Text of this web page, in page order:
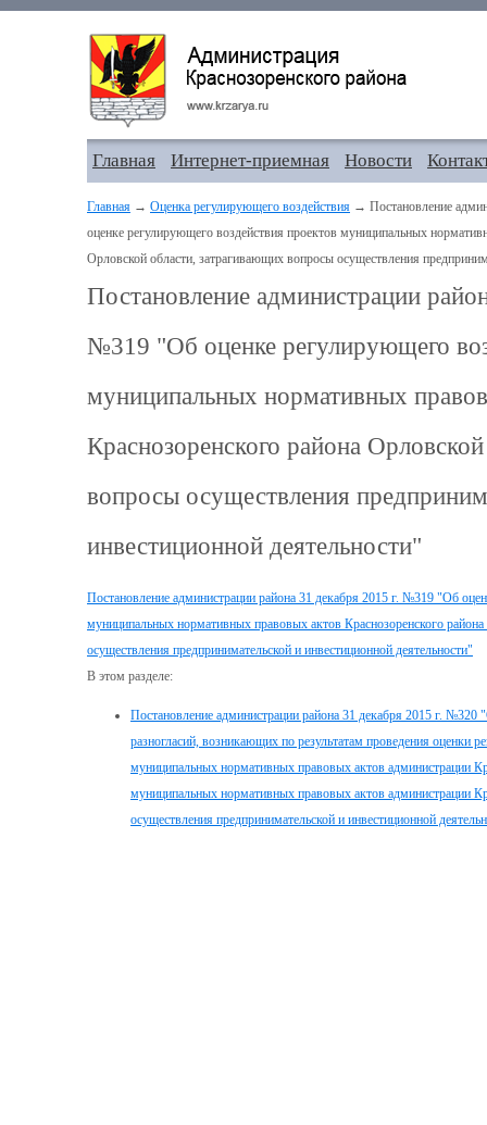
Главная Интернет-приемная Новости
Главная → Оценка регулирующего воздействия → Постановление
оценке регулирующего воздействия проектов муниципальных
Орловской области, затрагивающих вопросы осуществления
Постановление администрации
№319 "Об оценке регулирующего
муниципальных нормативных
Краснозоренского района
вопросы осуществления
инвестиционной деятельности"
Постановление администрации района 31 декабря 2015 г. №319 "Об
муниципальных нормативных правовых актов Краснозоренского
осуществления предпринимательской и инвестиционной деятельности"
В этом разделе:
Постановление администрации района 31 декабря 2015 г.
разногласий, возникающих по результатам проведения оценки
муниципальных нормативных правовых актов администрации
муниципальных нормативных правовых актов администрации
осуществления предпринимательской и инвестиционной